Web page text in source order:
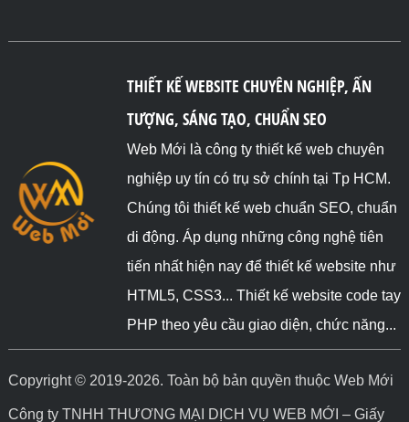
THIẾT KẾ WEBSITE CHUYÊN NGHIỆP, ẤN
TƯỢNG, SÁNG TẠO, CHUẨN SEO
Web Mới là công ty thiết kế web chuyên
nghiệp uy tín có trụ sở chính tại Tp HCM.
Chúng tôi thiết kế web chuẩn SEO, chuẩn
di động. Áp dụng những công nghệ tiên
tiến nhất hiện nay để thiết kế website như
HTML5, CSS3... Thiết kế website code tay
PHP theo yêu cầu giao diện, chức năng...
Copyright © 2019-2026. Toàn bộ bản quyền thuộc Web Mới
Công ty TNHH THƯƠNG MẠI DỊCH VỤ WEB MỚI – Giấy